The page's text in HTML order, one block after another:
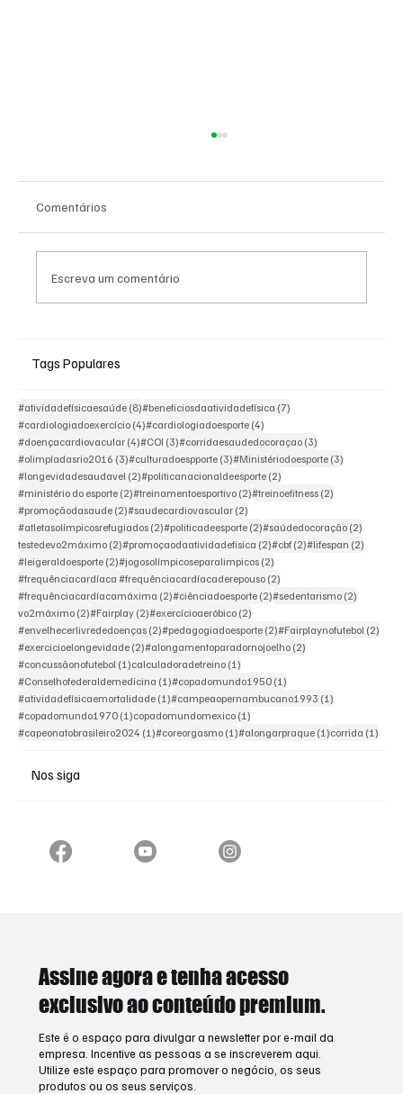
Tags Populares
#atividadefísicaesaúde (8)8 posts
#beneficiosdaatividadefísica (7)
#cardiologiadoexercício (4)4 posts
#cardiologiadoesporte (4)
#doençacardiovacular (4)4 posts
#COI (3)3 posts
#corridaesaudedocoraçao (3)
#olimpíadasrio2016 (3)3 posts
#culturadoespporte (3)3 posts
#Ministériodoesporte (3)
#longevidadesaudavel (2)2 posts
#politicanacionaldeesporte (2)
#ministério do esporte (2)2 posts
#treinamentoesportivo (2)2 posts
#treinoefitness (2)
#promoçãodasaude (2)2 posts
#saudecardiovascular (2)
#atletasolímpicosrefugiados (2)2 posts
#politicadeesporte (2)2 posts
#saúdedocoração (2)
testedevo2máximo (2)2 posts
#promoçaodaatividadefisica (2)2 posts
#cbf (2)2 posts
#lifespan (2)
#leigeraldoesporte (2)2 posts
#jogosolímpicoseparalimpicos (2)
#frequênciacardíaca #frequênciacardíacaderepouso (2)
#frequênciacardíacamáxima (2)2 posts
#ciênciadoesporte (2)2 posts
#sedentarismo (2)
vo2máximo (2)2 posts
#Fairplay (2)2 posts
#exercícioaeróbico (2)
#envelhecerlivrededoenças (2)2 posts
#pedagogiadoesporte (2)2 posts
#Fairplaynofutebol (2)
#exercicioelongevidade (2)2 posts
#alongamentoparadornojoelho (2)
#concussãonofutebol (1)1 post
calculadoradetreino (1)
#Conselhofederaldemedicina (1)1 post
#copadomundo1950 (1)
#atividadefísicaemortalidade (1)1 post
#campeaopernambucano1993 (1)
#copadomundo1970 (1)1 post
copadomundomexico (1)
#capeonatobrasileiro2024 (1)1 post
#coreorgasmo (1)1 post
#alongarpraque (1)1 post
corrida (1)
Nos siga
vitoriosa
Comentários
Escreva um comentário
Assine agora e tenha acesso
exclusivo ao conteúdo premium.
Este é o espaço para divulgar a newsletter por e-mail da
empresa. Incentive as pessoas a se inscreverem aqui.
Utilize este espaço para promover o negócio, os seus
produtos ou os seus serviços.